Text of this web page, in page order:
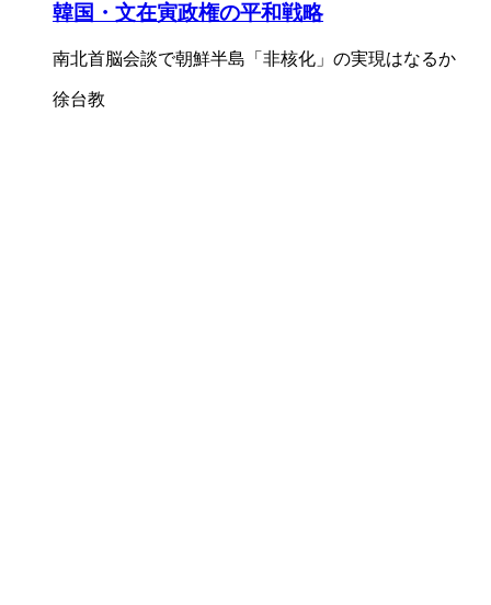
韓国・文在寅政権の平和戦略
南北首脳会談で朝鮮半島「非核化」の実現はなるか
徐台教